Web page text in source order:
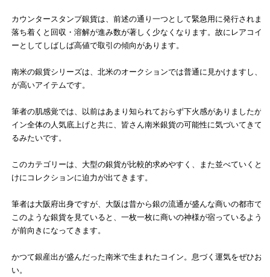
カウンタースタンプ銀貨は、前述の通り一つとして緊急用に発行されま
落ち着くと回収・溶解が進み数が著しく少なくなります。故にレアコイ
ーとしてしばしば高値で取引の傾向があります。
南米の銀貨シリーズは、北米のオークションでは普通に見かけますし、
が高いアイテムです。
筆者の肌感覚では、以前はあまり知られておらず下火感がありましたが
イン全体の人気底上げと共に、皆さん南米銀貨の可能性に気づいてきて
るみたいです。
このカテゴリーは、大型の銀貨が比較的求めやすく、また並べていくと
けにコレクションに迫力が出てきます。
筆者は大阪府出身ですが、大阪は昔から銀の流通が盛んな商いの都市で
このような銀貨を見ていると、一枚一枚に商いの神様が宿っているよう
が前向きになってきます。
かつて銀産出が盛んだった南米で生まれたコイン。息づく運気をぜひお
い。